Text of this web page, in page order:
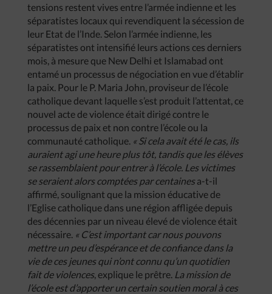
tensions restent vives entre l’armée indienne et les
séparatistes locaux qui revendiquent la sécession de
leur Etat de l’Inde. Selon l’armée indienne, les
séparatistes ont intensifié leurs actions ces derniers
mois, à mesure que New Delhi et Islamabad ont
entamé un processus de négociation en vue d’établir
la paix. Pour le P. Maria John, proviseur de l’école
catholique devant laquelle s’est produit l’attentat, ce
nouvel acte de violence était dirigé contre le
processus de paix et non contre l’école ou la
communauté catholique. « Si cela avait été le cas, ils
auraient agi une heure plus tôt, tandis que les élèves
se rassemblaient pour entrer à l’école. Les victimes
se seraient alors comptées par centainesa-t-il
affirmé, soulignant que la mission éducative de
l’Eglise catholique dans une région affligée depuis
des décennies par un niveau élevé de violence était
nécessaire. « C’est important car nous pouvons
mettre un peu d’espérance et de confiance dans la
vie de ces jeunes qui n’ont connu qu’un quotidien
fait de violences, explique le prêtre. La mission de
l’école est d’apporter un certain soutien moral à ces